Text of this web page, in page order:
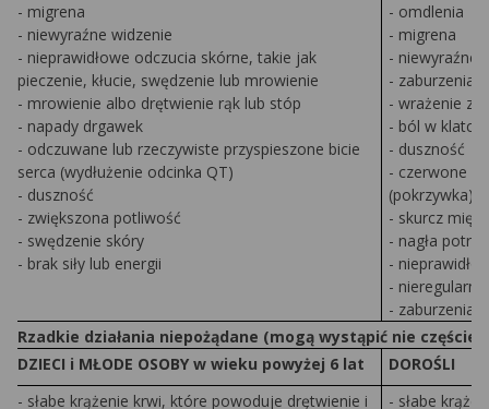
- migrena
- niewyraźne widzenie
- nieprawidłowe odczucia skórne, takie jak
pieczenie, kłucie, swędzenie lub mrowienie
- mrowienie albo drętwienie rąk lub stóp
- napady drgawek
- odczuwane lub rzeczywiste przyspieszone bicie
serca (wydłużenie odcinka QT)
- duszność
- zwiększona potliwość
- swędzenie skóry
- brak siły lub energii
- omdlenia
- migrena
- niewyraźne
- zaburzenia
- wrażenie
- ból w klatce
- duszność
- czerwone
(pokrzywka)
- skurcz
- nagła
-
-
- zaburzenia
Rzadkie działania niepożądane (mogą wystąpić nie częściej
DZIECI i MŁODE OSOBY w wieku powyżej 6 lat
DOROŚLI
- słabe krążenie krwi, które powoduje drętwienie i
- słabe